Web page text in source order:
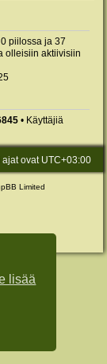
lisää
piilossa ja 37
olleisiin aktiivisiin
• Käyttäjiä
ajat ovat UTC+03:00
Limited